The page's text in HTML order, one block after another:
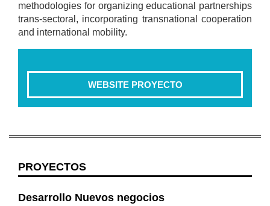
methodologies for organizing educational partnerships
trans-sectoral, incorporating transnational cooperation
and international mobility.
WEBSITE PROYECTO
PROYECTOS
Desarrollo Nuevos negocios